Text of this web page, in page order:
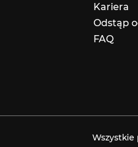
Kariera
Odstąp
FAQ
Wszystkie